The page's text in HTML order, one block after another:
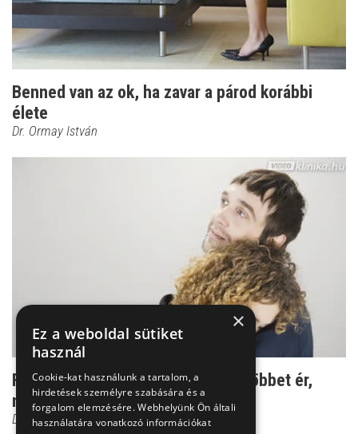
Benned van az ok, ha zavar a párod korábbi
élete
Dr. Ormay István
Féloldalas párkapcsolat: a párom többet ér,
mint én!
Dr. Ormay István
×
Ez a weboldal sütiket
használ
Cookie-kat használunk a tartalom, a
hirdetések személyre szabására és a
forgalom elemzésére. Webhelyünk Ön általi
használatára vonatkozó információkat